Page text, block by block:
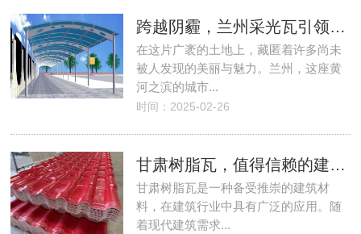
跨越阴霾，兰州采光瓦引领光影艺术！
在这片广袤的土地上，藏匿着许多尚未
被人发现的美丽与魅力。兰州，这座黄
河之滨的城市...
时间：2025-02-26
甘肃树脂瓦，值得信赖的建筑材料！
甘肃树脂瓦是一种备受推崇的建筑材
料，在建筑行业中具有广泛的应用。随
着现代建筑需求...